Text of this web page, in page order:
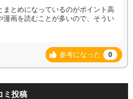
まとめになっているのがポイント高
漫画を読むことが多いので、そうい
参考になった 0
ミ投稿